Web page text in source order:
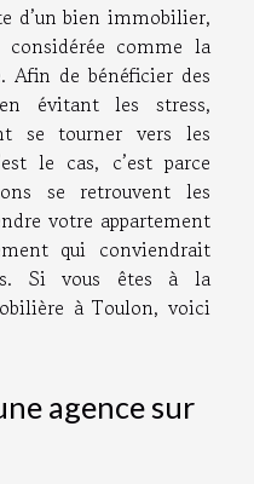
d’un bien immobilier,
comme la
Afin de bénéficier des
évitant les stress,
se tourner vers les
le cas, c’est parce
se retrouvent les
votre appartement
qui conviendrait
Si vous êtes à la
à Toulon, voici
agence sur